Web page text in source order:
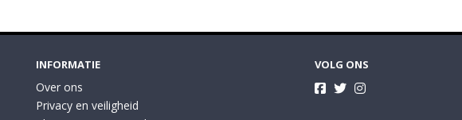
INFORMATIE
Over ons
Privacy en veiligheid
VOLG ONS